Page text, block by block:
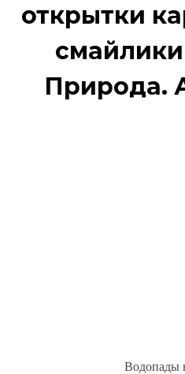
открытки
смайлики
Природа.
Водопады